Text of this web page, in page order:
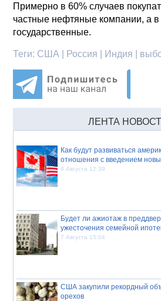
Примерно в 60% случаев
частные нефтяные компании, а в
государственные.
Теги: США | Россия | Индия |
ЛЕНТА
Как будут развиваться
отношения с введением
8 Августа 12:39
Будет ли ажиотаж в
ужесточения семейной
7 Августа 15:04
США закупили рекордный
орехов